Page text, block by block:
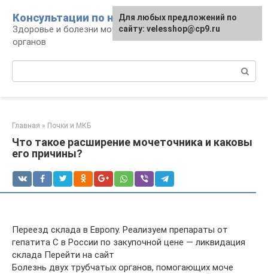
контенту
Консультации по нефрологии
Здоровье и болезни мочевыделительных
органов
Главная » Почки и МКБ
Что такое расширение мочеточника и каковы
его причины?
Переезд склада в Европу. Реализуем препараты от
гепатита С в России по закупочной цене — ликвидация
склада Перейти на сайт
Болезнь двух трубчатых органов, помогающих моче
Для любых предложений по
сайту: velesshop@cp9.ru